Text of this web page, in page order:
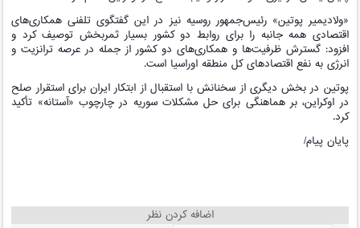
«ولادیمیر پوتین» رئیس‌جمهور روسیه نیز در این گفتگوی تلفنی همکاری‌های
اقتصادی همه جانبه را برای روابط دو کشور بسیار ثمربخش توصیف کرد و
افزود: گسترش ظرفیت‌ها و همکاری‌های دو کشور از جمله در عرصه ترانزیت و
انرژی به نفع اقتصادهای کل منطقه اوراسیا است.
پوتین در بخش دیگری از سخنانش با استقبال از ابتکار ایران برای استقرار صلح
در اوکراین، بر هماهنگی برای حل مشکلات سوریه در چارچوب «آستانه» تأکید
کرد.
پایان پیام/
اضافه کردن نظر